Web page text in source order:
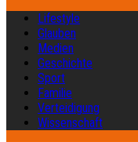
Lifestyle
Glauben
Medien
Geschichte
Sport
Familie
Verteidigung
Wissenschaft